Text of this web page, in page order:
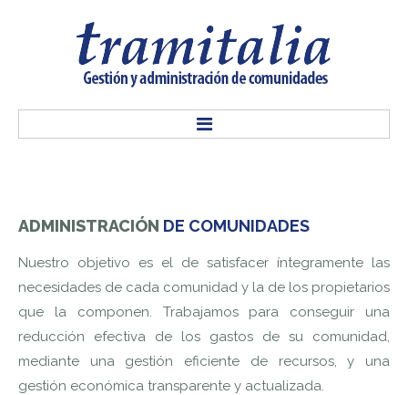
SERVICIOS
ADMINISTRACIÓN DE COMUNIDADES
Nuestro objetivo es el de satisfacer íntegramente las
necesidades de cada comunidad y la de los propietarios
que la componen. Trabajamos para conseguir una
reducción efectiva de los gastos de su comunidad,
mediante una gestión eficiente de recursos, y una
gestión económica transparente y actualizada.